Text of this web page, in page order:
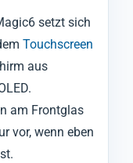
setzt sich
Touchscreen
aus
am Frontglas
vor, wenn eben